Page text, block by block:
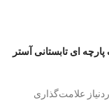
ای تابستانی آستر
علامت‌گذاری